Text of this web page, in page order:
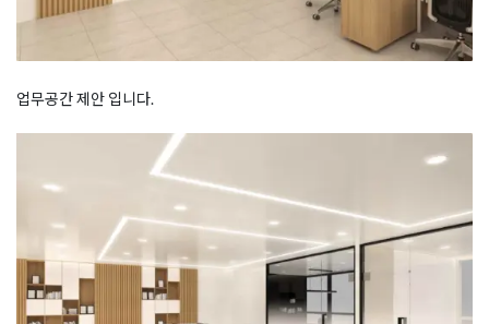
업무공간 제안 입니다.